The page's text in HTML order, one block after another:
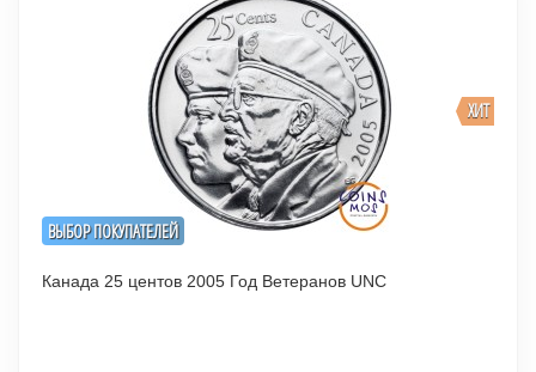
ВЫБОР ПОКУПАТЕЛЕЙ
ХИТ
Канада 25 центов 2005 Год Ветеранов UNC